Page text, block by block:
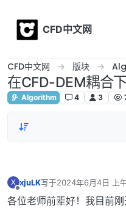
CFD中文网
CFD中文网 版块
在CFD-DEM耦合
Algorithm 4 3
X
离线
xjuLK写于2024年6月4日 上
最后由 编辑
各位老师前辈好！我目前